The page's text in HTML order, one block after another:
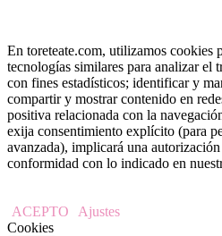
En toreteate.com, utilizamos cookies
tecnologías similares para analizar el
con fines estadísticos; identificar y
compartir y mostrar contenido en
positiva relacionada con la
exija consentimiento explícito (para
avanzada), implicará una
conformidad con lo indicado en
ACEPTO
Ajustes
Cookies